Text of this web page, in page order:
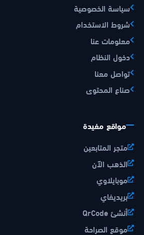
سياسة الخصوصية
شروط الاستخدام
معلومات عنا
دخول النظام
تواصل معنا
صناع المحتوى
مواقع مفيدة
متجر المتابعين
الذهب الآن
موبايلاوي
بريديفاي
أنشئ QrCode
موقع الصراحة